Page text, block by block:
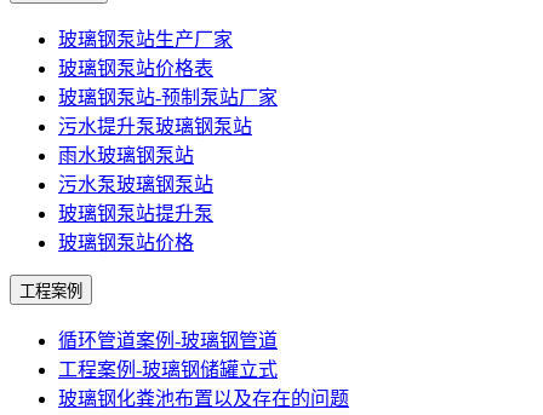
玻璃钢泵站生产厂家
玻璃钢泵站价格表
玻璃钢泵站-预制泵站厂家
污水提升泵玻璃钢泵站
雨水玻璃钢泵站
污水泵玻璃钢泵站
玻璃钢泵站提升泵
玻璃钢泵站价格
工程案例
循环管道案例-玻璃钢管道
工程案例-玻璃钢储罐立式
玻璃钢化粪池布置以及存在的问题